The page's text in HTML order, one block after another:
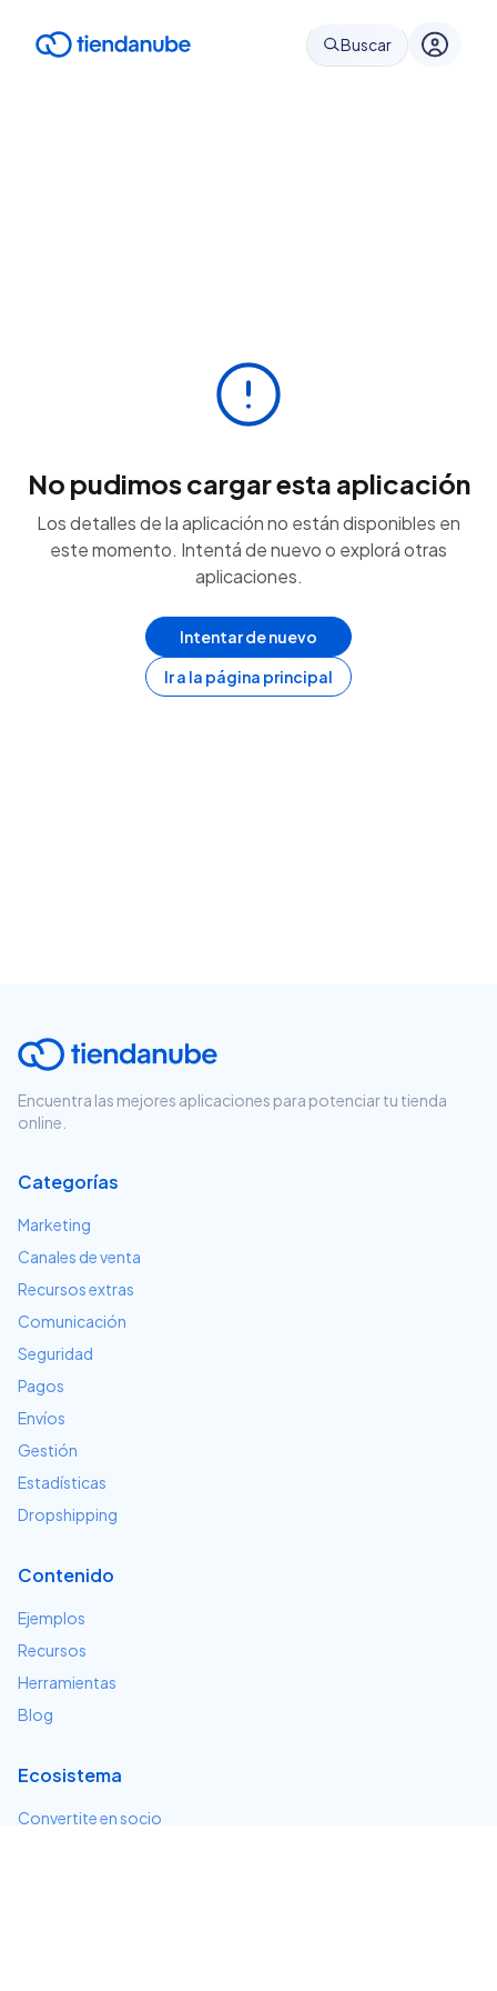
Buscar
No pudimos cargar esta aplicación
Los detalles de la aplicación no están disponibles en
este momento. Intentá de nuevo o explorá otras
aplicaciones.
Intentar de nuevo
Ir a la página principal
Encuentra las mejores aplicaciones para potenciar tu tienda
online.
Categorías
Marketing
Canales de venta
Recursos extras
Comunicación
Seguridad
Pagos
Envíos
Gestión
Estadísticas
Dropshipping
Contenido
Ejemplos
Recursos
Herramientas
Blog
Ecosistema
Convertite en socio